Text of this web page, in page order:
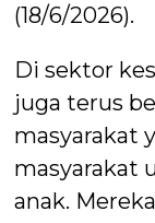
(18/6/2026).
Di sektor
juga terus
masyarakat
masyarakat
anak.